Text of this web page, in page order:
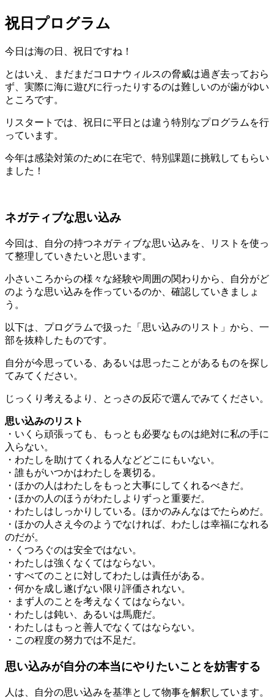
祝日プログラム
今日は海の日、祝日ですね！
とはいえ、まだまだコロナウィルスの脅威は過ぎ去っておら
ず、実際に海に遊びに行ったりするのは難しいのが歯がゆい
ところです。
リスタートでは、祝日に平日とは違う特別なプログラムを行
っています。
今年は感染対策のために在宅で、特別課題に挑戦してもらい
ました！
ネガティブな思い込み
今回は、自分の持つネガティブな思い込みを、リストを使っ
て整理していきたいと思います。
小さいころからの様々な経験や周囲の関わりから、自分がど
のような思い込みを作っているのか、確認していきましょ
う。
以下は、プログラムで扱った「思い込みのリスト」から、一
部を抜粋したものです。
自分が今思っている、あるいは思ったことがあるものを探し
てみてください。
じっくり考えるより、とっさの反応で選んでみてください。
思い込みのリスト
・いくら頑張っても、もっとも必要なものは絶対に私の手に
入らない。
・わたしを助けてくれる人などどこにもいない。
・誰もがいつかはわたしを裏切る。
・ほかの人はわたしをもっと大事にしてくれるべきだ。
・ほかの人のほうがわたしよりずっと重要だ。
・わたしはしっかりしている。ほかのみんなはでたらめだ。
・ほかの人さえ今のようでなければ、わたしは幸福になれる
のだが。
・くつろぐのは安全ではない。
・わたしは強くなくてはならない。
・すべてのことに対してわたしは責任がある。
・何かを成し遂げない限り評価されない。
・まず人のことを考えなくてはならない。
・わたしは鈍い、あるいは馬鹿だ。
・わたしはもっと善人でなくてはならない。
・この程度の努力では不足だ。
思い込みが自分の本当にやりたいことを妨害する
人は、自分の思い込みを基準として物事を解釈しています。